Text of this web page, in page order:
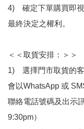
4)　確定下單購買即
最終決定之權利。
＜＜取貨安排：＞＞
1)　選擇門市取貨的
會以WhatsApp 或
聯絡電話號碼及出示
9:30pm）